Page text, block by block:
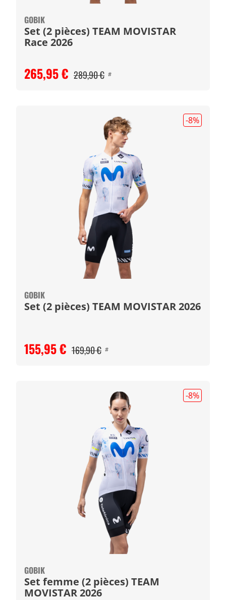
GOBIK
Set (2 pièces) TEAM MOVISTAR
Race 2026
265,95 € 289,90 € #
-8%
GOBIK
Set (2 pièces) TEAM MOVISTAR 2026
155,95 € 169,90 € #
-8%
GOBIK
Set femme (2 pièces) TEAM
MOVISTAR 2026